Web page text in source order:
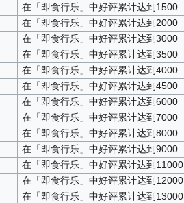
在「即食行乐」中好评累计达到1500
在「即食行乐」中好评累计达到2000
在「即食行乐」中好评累计达到3000
在「即食行乐」中好评累计达到3500
在「即食行乐」中好评累计达到4000
在「即食行乐」中好评累计达到4500
在「即食行乐」中好评累计达到6000
在「即食行乐」中好评累计达到7000
在「即食行乐」中好评累计达到8000
在「即食行乐」中好评累计达到9000
在「即食行乐」中好评累计达到11000
在「即食行乐」中好评累计达到12000
在「即食行乐」中好评累计达到13000